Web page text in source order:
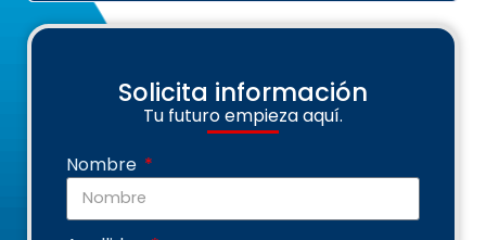
Solicita información
Tu futuro empieza aquí.
Nombre